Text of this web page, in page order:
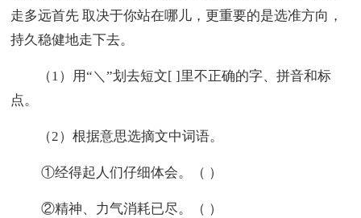
走多远首先 取决于你站在哪儿，更重要的是选准方向，
持久稳健地走下去。
（1）用“＼”划去短文[ ]里不正确的字、拼音和标
点。
（2）根据意思选摘文中词语。
①经得起人们仔细体会。（ ）
②精神、力气消耗已尽。（ ）